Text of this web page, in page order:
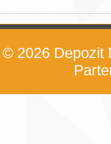
2026 Depozit